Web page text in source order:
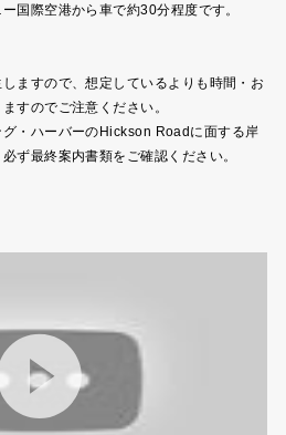
国際空港から車で約30分程度です。
ますので、想定しているよりも時間・お
すのでご注意ください。
・ハーバーのHickson Roadに面する岸
ず最終案内書類をご確認ください。